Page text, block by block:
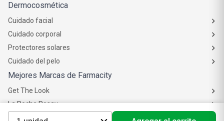
Dermocosmética
Cuidado facial
Cuidado corporal
Protectores solares
Cuidado del pelo
Mejores Marcas de Farmacity
Get The Look
La Roche Posay
Vichy